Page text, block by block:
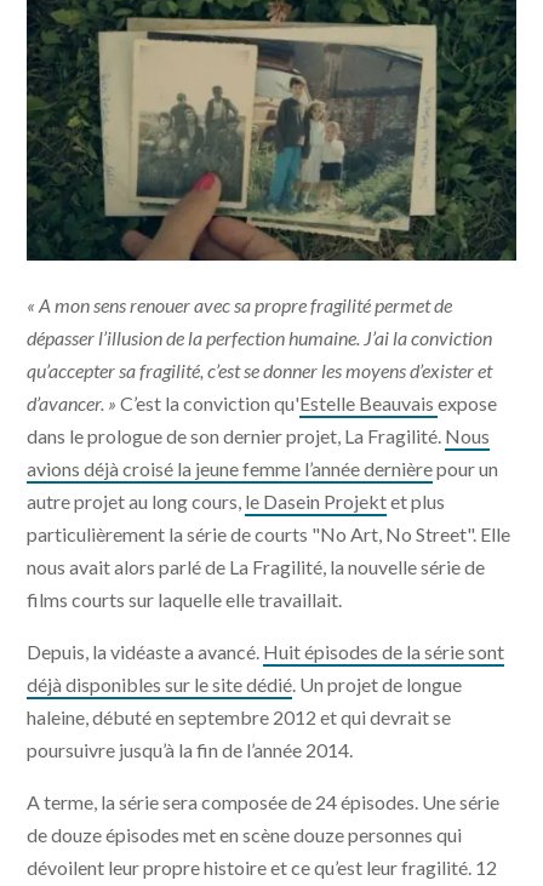
« A mon sens renouer avec sa propre fragilité permet de
dépasser l’illusion de la perfection humaine. J’ai la conviction
qu’accepter sa fragilité, c’est se donner les moyens d’exister et
d’avancer. »C’est la conviction qu'Estelle Beauvaisexpose
dans le prologue de son dernier projet, La Fragilité. Nous
avions déjà croisé la jeune femme l’année dernièrepour un
autre projet au long cours, le Dasein Projektet plus
particulièrement la série de courts "No Art, No Street". Elle
nous avait alors parlé de La Fragilité, la nouvelle série de
films courts sur laquelle elle travaillait.
Depuis, la vidéaste a avancé. Huit épisodes de la série sont
déjà disponibles sur le site dédié . Un projet de longue
haleine, débuté en septembre 2012 et qui devrait se
poursuivre jusqu’à la fin de l’année 2014.
A terme, la série sera composée de 24 épisodes. Une série
de douze épisodes met en scène douze personnes qui
dévoilent leur propre histoire et ce qu’est leur fragilité. 12